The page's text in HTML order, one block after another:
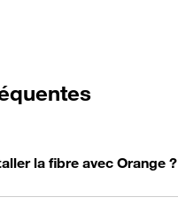
la fibre avec Orange ?